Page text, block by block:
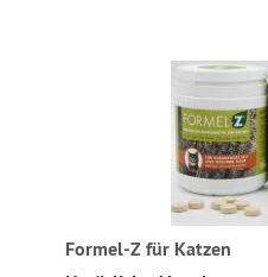
Formel-Z für Katzen